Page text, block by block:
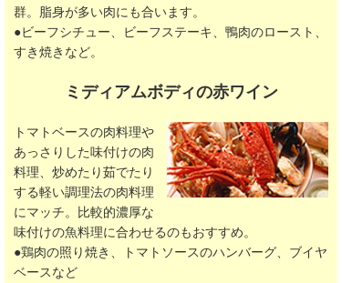
群。脂身が多い肉にも合います。
●ビーフシチュー、ビーフステーキ、鴨肉のロースト、
すき焼きなど。
ミディアムボディの赤ワイン
トマトベースの肉料理や
あっさりした味付けの肉
料理、炒めたり茹でたり
する軽い調理法の肉料理
にマッチ。比較的濃厚な
味付けの魚料理に合わせるのもおすすめ。
●鶏肉の照り焼き、トマトソースのハンバーグ、ブイヤ
ベースなど